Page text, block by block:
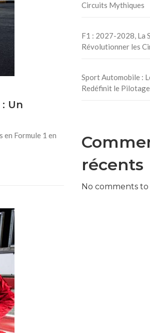
Un
en Formule 1 en
Circuits Mythiques
F1 : 2027-2028, La
Révolutionner les
Sport Automobile :
Redéfinit le Pilotage
récents
No comments to